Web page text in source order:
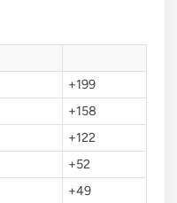
+199
+158
+122
+52
+49